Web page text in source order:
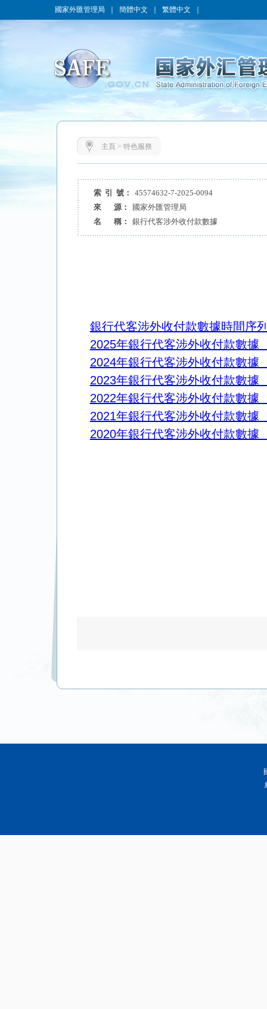
國家外匯管理局 簡體中文 繁體中文
主頁 > 特色服務
索 引 號：
45574632-7-2025-0094
來 源：
國家外匯管理局
名 稱：
銀行代客涉外收付款數據
銀行代客涉外收付款數據時間序
2025年銀行代客涉外收付款數據
2024年銀行代客涉外收付款數據
2023年銀行代客涉外收付款數據
2022年銀行代客涉外收付款數據
2021年銀行代客涉外收付款數據
2020年銀行代客涉外收付款數據